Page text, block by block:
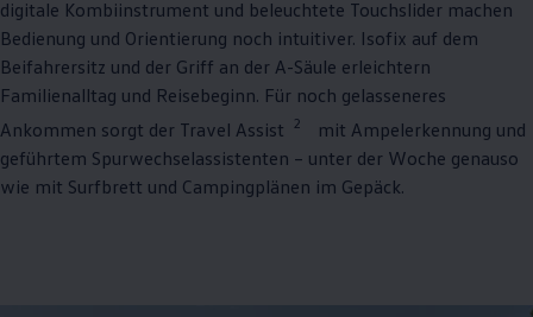
digitale Kombiinstrument und beleuchtete Touchslider machen
Bedienung und Orientierung noch intuitiver. Isofix auf dem
Beifahrersitz und der Griff an der A-Säule erleichtern
Familienalltag und Reisebeginn. Für noch gelasseneres
Ankommen sorgt der Travel Assist
2
mit Ampelerkennung und
geführtem Spurwechselassistenten – unter der Woche genauso
wie mit Surfbrett und Campingplänen im Gepäck.